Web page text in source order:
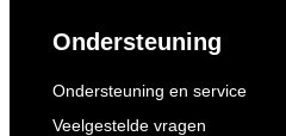
Ondersteuning
Ondersteuning en service
Veelgestelde vragen